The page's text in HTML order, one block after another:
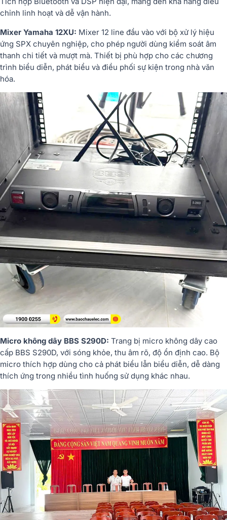
chỉnh linh hoạt và dễ vận hành.
Mixer Yamaha 12XU: Mixer 12 line đầu vào với bộ xử lý hiệu
ứng SPX chuyên nghiệp, cho phép người dùng kiểm soát âm
thanh chi tiết và mượt mà. Thiết bị phù hợp cho các chương
trình biểu diễn, phát biểu và điều phối sự kiện trong nhà văn
hóa.
Micro không dây BBS S290D: Trang bị micro không dây cao
cấp BBS S290D, với sóng khỏe, thu âm rõ, độ ổn định cao. Bộ
micro thích hợp dùng cho cả phát biểu lẫn biểu diễn, dễ dàng
thích ứng trong nhiều tình huống sử dụng khác nhau.